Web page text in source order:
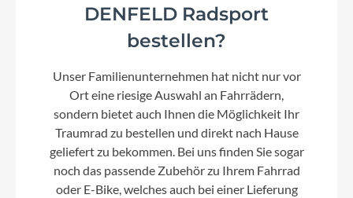
DENFELD Radsport
bestellen?
Unser Familienunternehmen hat nicht nur vor
Ort eine riesige Auswahl an Fahrrädern,
sondern bietet auch Ihnen die Möglichkeit Ihr
Traumrad zu bestellen und direkt nach Hause
geliefert zu bekommen. Bei uns finden Sie sogar
noch das passende Zubehör zu Ihrem Fahrrad
oder E-Bike, welches auch bei einer Lieferung